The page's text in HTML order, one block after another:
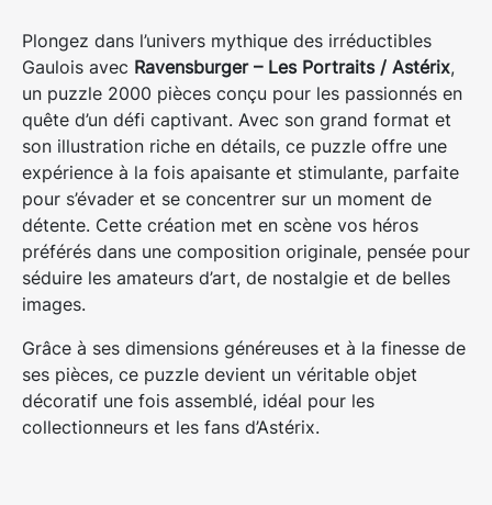
Plongez dans l’univers mythique des irréductibles
Gaulois avec Ravensburger – Les Portraits / Astérix,
un puzzle 2000 pièces conçu pour les passionnés en
quête d’un défi captivant. Avec son grand format et
son illustration riche en détails, ce puzzle offre une
expérience à la fois apaisante et stimulante, parfaite
pour s’évader et se concentrer sur un moment de
détente. Cette création met en scène vos héros
préférés dans une composition originale, pensée pour
séduire les amateurs d’art, de nostalgie et de belles
images.
Grâce à ses dimensions généreuses et à la finesse de
ses pièces, ce puzzle devient un véritable objet
décoratif une fois assemblé, idéal pour les
collectionneurs et les fans d’Astérix.